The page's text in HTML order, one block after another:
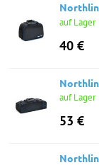
auf Lager
40 €
auf Lager
53 €